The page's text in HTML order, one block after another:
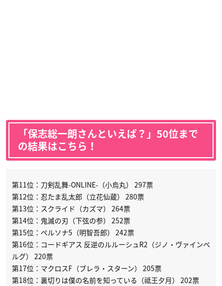
「保志総一朗さんといえば？」50位まで
の結果はこちら！
第11位：刀剣乱舞-ONLINE-（小烏丸） 297票
第12位：忍たま乱太郎（立花仙蔵） 280票
第13位：スクライド（カズマ） 264票
第14位：鬼滅の刃（下弦の参） 252票
第15位：ペルソナ5（明智吾郎） 242票
第16位：コードギアス 反逆のルルーシュR2（ジノ・ヴァインベ
ルグ） 220票
第17位：マクロスF（ブレラ・スターン） 205票
第18位：裏切りは僕の名前を知っている（祗王夕月） 202票